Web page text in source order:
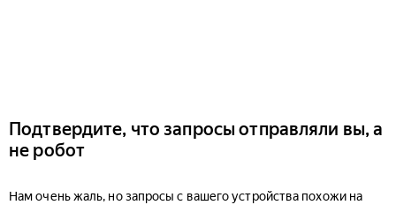
Подтвердите, что запросы отправляли вы, а
не робот
Нам очень жаль, но запросы с вашего устройства похожи на